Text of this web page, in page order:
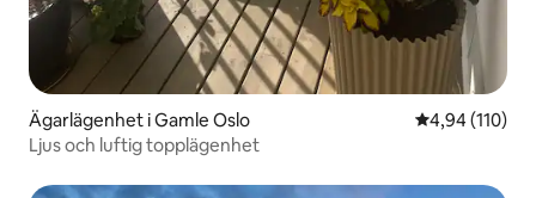
Ägarlägenhet i Gamle Oslo 4,94 av 5 i
4,94 (110)
Ljus och luftig topplägenhet